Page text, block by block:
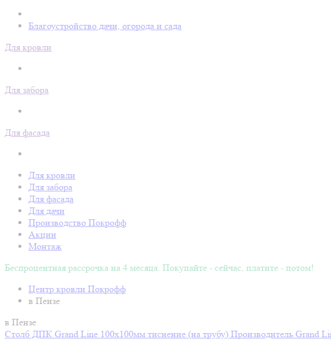
Благоустройство дачи, огорода и сада
Для кровли
Для забора
Для фасада
Для кровли
Для забора
Для фасада
Для дачи
Производство Покрофф
Акции
Монтаж
Беспроцентная рассрочка на 4 месяца. Покупайте - сейчас, платите - потом!
Центр кровли Покрофф
в Пензе
в Пензе
Столб ДПК Grand Line 100х100мм тиснение (на трубу) Производитель Grand